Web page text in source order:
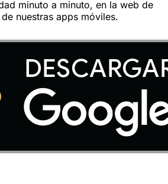
minuto a minuto, en la web de
nuestras apps móviles.